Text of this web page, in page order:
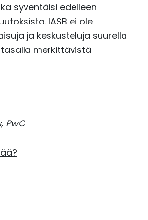
syventäisi edelleen
IASB ei ole
ja keskusteluja suurella
merkittävistä
PwC